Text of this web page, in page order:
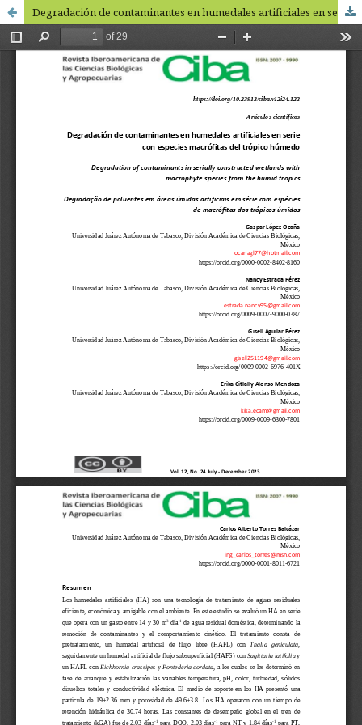
Degradación de contaminantes en humedales artificiales en serie con especies macrófitas del trópico húmedo